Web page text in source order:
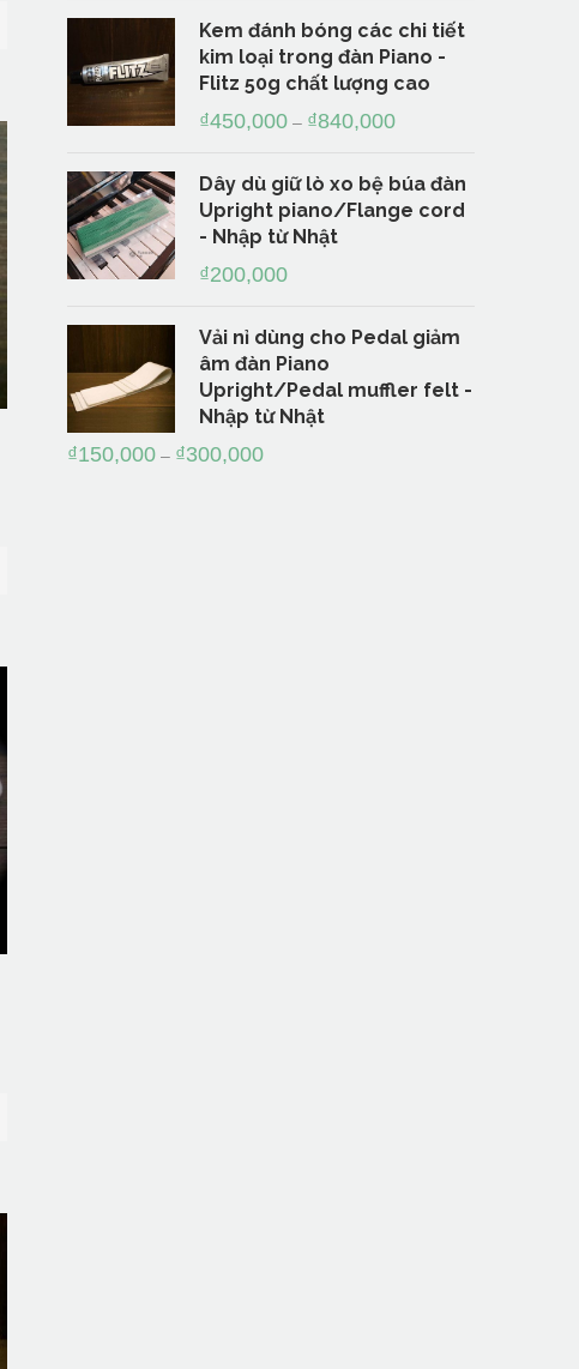
Kem đánh bóng các chi tiết
kim loại trong đàn Piano -
Flitz 50g chất lượng cao
₫450,000 – ₫840,000
Dây dù giữ lò xo bệ búa đàn
Upright piano/Flange cord
- Nhập từ Nhật
₫200,000
Vải nỉ dùng cho Pedal giảm
âm đàn Piano
Upright/Pedal muffler felt -
Nhập từ Nhật
₫150,000 – ₫300,000